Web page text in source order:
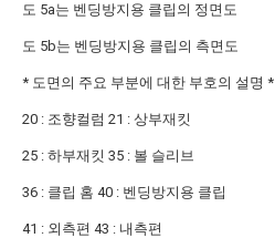
도 5a는 벤딩방지용 클립의 정면도
도 5b는 벤딩방지용 클립의 측면도
* 도면의 주요 부분에 대한 부호의 설명 *
20 : 조향컬럼 21 : 상부재킷
25 : 하부재킷 35 : 볼 슬리브
36 : 클립 홈 40 : 벤딩방지용 클립
41 : 외측편 43 : 내측편